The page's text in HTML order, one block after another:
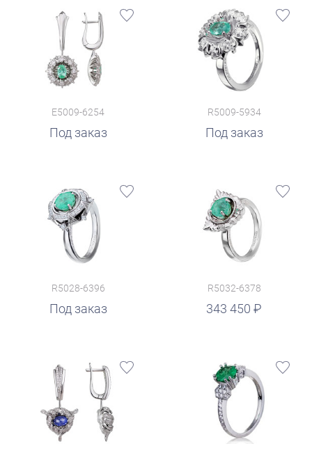
E5009-6254
Под заказ
R5009-5934
Под заказ
R5028-6396
Под заказ
R5032-6378
343 450
руб.